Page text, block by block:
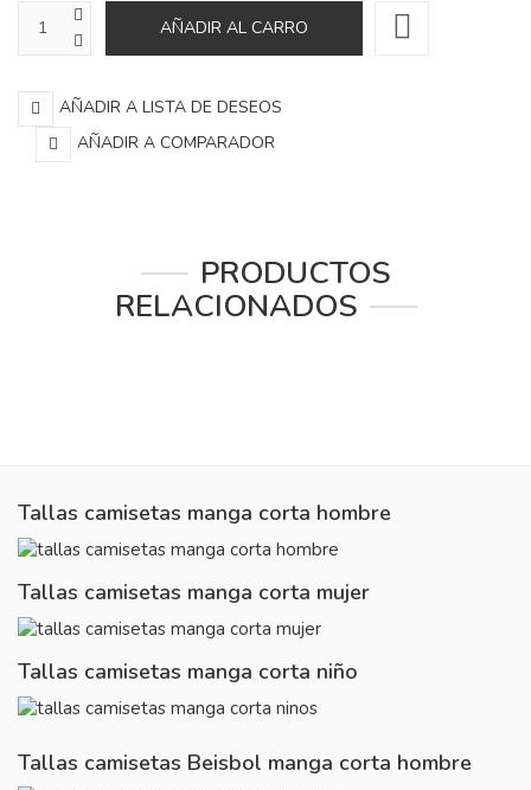
AÑADIR A LISTA DE DESEOS
AÑADIR A COMPARADOR
PRODUCTOS
RELACIONADOS
Tallas camisetas manga corta hombre
Tallas camisetas manga corta mujer
Tallas camisetas manga corta niño
Tallas camisetas Beisbol manga corta hombre